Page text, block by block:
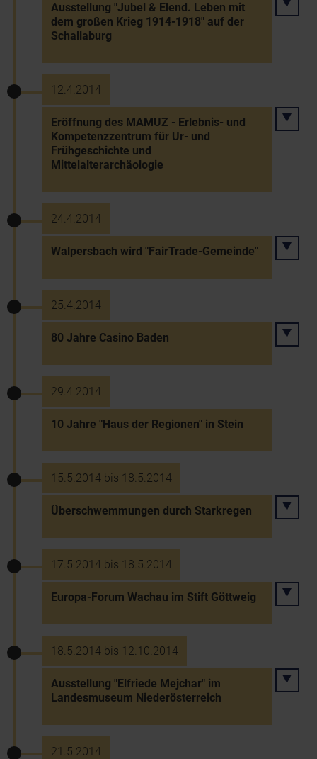
Ausstellung "Jubel & Elend. Leben mit
dem großen Krieg 1914-1918" auf der
Schallaburg
12.4.2014
Eröffnung des MAMUZ - Erlebnis- und
Kompetenzzentrum für Ur- und
Frühgeschichte und
Mittelalterarchäologie
24.4.2014
Walpersbach wird "FairTrade-Gemeinde"
25.4.2014
80 Jahre Casino Baden
29.4.2014
10 Jahre "Haus der Regionen" in Stein
15.5.2014 bis 18.5.2014
Überschwemmungen durch Starkregen
17.5.2014 bis 18.5.2014
Europa-Forum Wachau im Stift Göttweig
18.5.2014 bis 12.10.2014
Ausstellung "Elfriede Mejchar" im
Landesmuseum Niederösterreich
21.5.2014